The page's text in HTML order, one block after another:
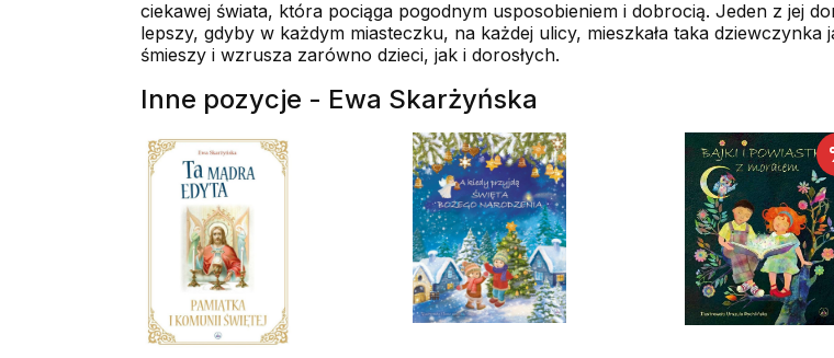
ciekawej świata, która pociąga pogodnym usposobieniem i dobrocią. Jeden z jej
lepszy, gdyby w każdym miasteczku, na każdej ulicy, mieszkała taka
śmieszy i wzrusza zarówno dzieci, jak i dorosłych.
Inne pozycje - Ewa Skarżyńska